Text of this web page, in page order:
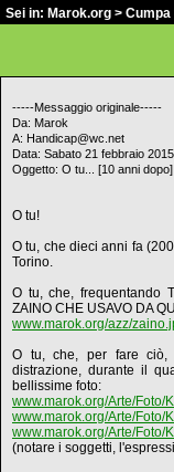
Sei in: Marok.org > Cumpa
-----Messaggio originale-----
Da: Marok
A: Handicap@wc.net
Data: Sabato 21 febbraio
Oggetto: O tu... [10 anni dopo]
O tu!
O tu, che dieci anni fa
Torino.
O tu, che, frequentando
ZAINO CHE USAVO DA
www.marok.org/azz/
O tu, che, per fare ciò,
distrazione, durante il
bellissime foto:
www.marok.org/Arte/Foto/
www.marok.org/Arte/Foto/
www.marok.org/Arte/Foto/
(notare i soggetti,